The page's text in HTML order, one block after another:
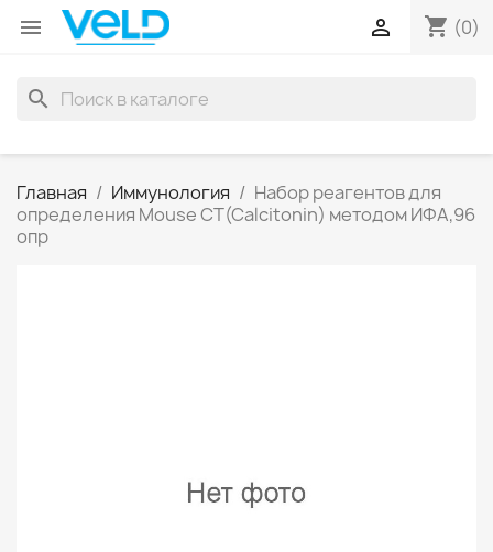
 shopping_cart (0)

search
Главная Иммунология
Набор реагентов для
определения Mouse CT(Calcitonin) методом ИФА,96
опр